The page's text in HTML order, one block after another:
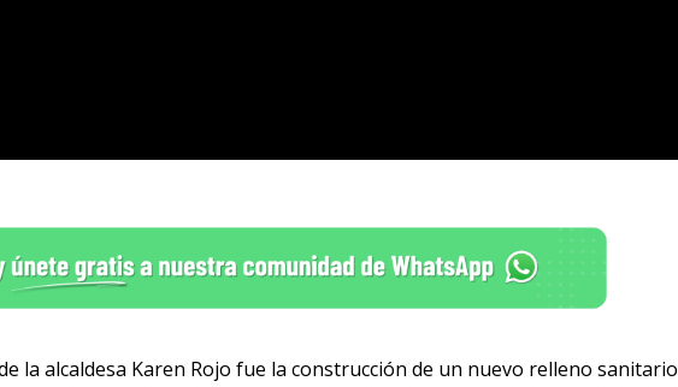
la alcaldesa Karen Rojo fue la construcción de un nuevo relleno sanitario